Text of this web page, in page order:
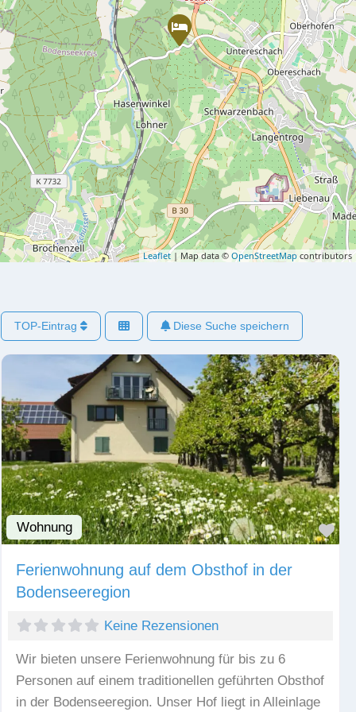
Leaflet| Map data © OpenStreetMap contributors
TOP-Eintrag Diese Suche speichern
Wohnung
Ferienwohnung auf dem Obsthof in der
Bodenseeregion
Keine Rezensionen
Wir bieten unsere Ferienwohnung für bis zu 6
Personen auf einem traditionellen geführten Obsthof
in der Bodenseeregion. Unser Hof liegt in Alleinlage